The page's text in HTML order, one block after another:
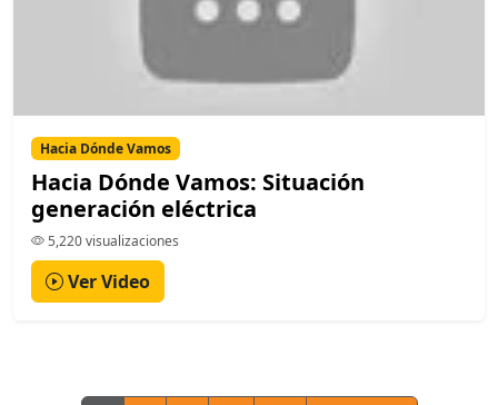
Hacia Dónde Vamos
Hacia Dónde Vamos: Situación
generación eléctrica
5,220 visualizaciones
Ver Video